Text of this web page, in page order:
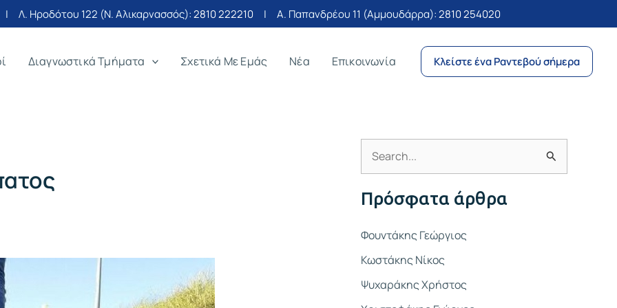
| Λ. Ηροδότου 122 (Ν. Αλικαρνασσός):2810 222210 | Α. Παπανδρέου 11 (Αμμουδάρρα):2810 254020
Διαγνωστικά Τμήματα Σχετικά Με Εμάς Νέα Επικοινωνία Κλείστε ένα Ραντεβού σήμερα
α
τ
η
Πρόσφατα άρθρα
Φουντάκης Γεώργιος
Κωστάκης Νίκος
Ψυχαράκης Χρήστος